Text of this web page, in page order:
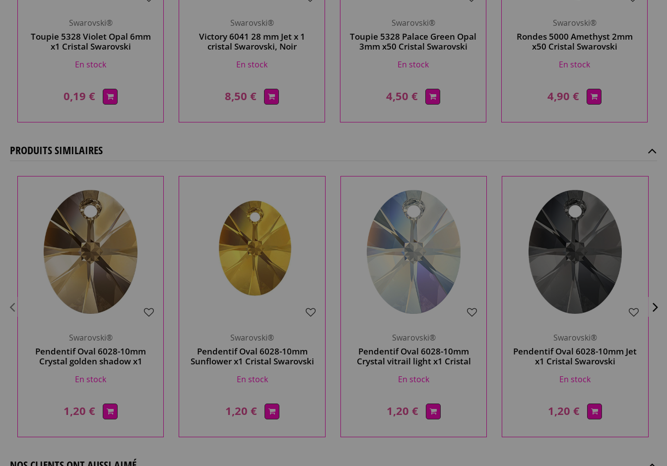
Swarovski®
Toupie 5328 Violet Opal 6mm
x1 Cristal Swarovski
En stock
0,19 €
Swarovski®
Victory 6041 28 mm Jet x 1
cristal Swarovski, Noir
En stock
8,50 €
Swarovski®
Toupie 5328 Palace Green Opal
3mm x50 Cristal Swarovski
En stock
4,50 €
Swarovski®
Rondes 5000 Amethyst 2mm
x50 Cristal Swarovski
En stock
4,90 €
PRODUITS SIMILAIRES
Swarovski®
Pendentif Oval 6028-10mm
Crystal golden shadow x1
En stock
1,20 €
Swarovski®
Pendentif Oval 6028-10mm
Sunflower x1 Cristal Swarovski
En stock
1,20 €
Swarovski®
Pendentif Oval 6028-10mm
Crystal vitrail light x1 Cristal
En stock
1,20 €
Swarovski®
Pendentif Oval 6028-10mm Jet
x1 Cristal Swarovski
En stock
1,20 €